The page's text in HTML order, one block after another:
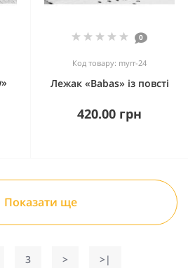
0
Код товару: myrr-24
Лежак «Babas» із повсті
420.00 грн
Показати ще
3 > >|